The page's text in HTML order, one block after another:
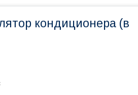
кондиционера (в